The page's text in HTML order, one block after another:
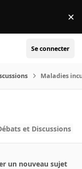
×
Se connecter
Maladies
et Discussions
un nouveau sujet